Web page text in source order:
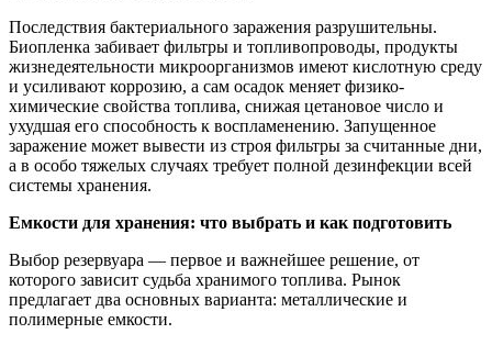
Последствия бактериального заражения разрушительны.
Биопленка забивает фильтры и топливопроводы, продукты
жизнедеятельности микроорганизмов имеют кислотную среду
и усиливают коррозию, а сам осадок меняет физико-
химические свойства топлива, снижая цетановое число и
ухудшая его способность к воспламенению. Запущенное
заражение может вывести из строя фильтры за считанные дни,
а в особо тяжелых случаях требует полной дезинфекции всей
системы хранения.
Емкости для хранения: что выбрать и как подготовить
Выбор резервуара — первое и важнейшее решение, от
которого зависит судьба хранимого топлива. Рынок
предлагает два основных варианта: металлические и
полимерные емкости.